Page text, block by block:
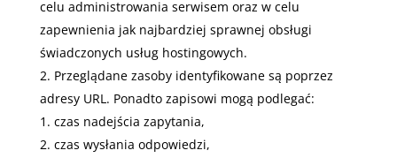
celu administrowania serwisem oraz w celu
zapewnienia jak najbardziej sprawnej obsługi
świadczonych usług hostingowych.
Przeglądane zasoby identyfikowane są poprzez
adresy URL. Ponadto zapisowi mogą podlegać:
czas nadejścia zapytania,
czas wysłania odpowiedzi,